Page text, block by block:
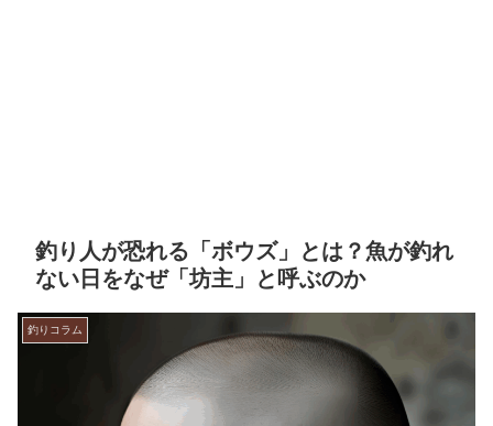
釣り人が恐れる「ボウズ」とは？魚が釣れ
ない日をなぜ「坊主」と呼ぶのか
釣りコラム